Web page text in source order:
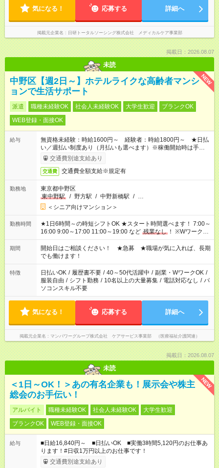
気になる！ 応募する 詳細へ
掲載元企業名 日研トータルソーシング株式会社 メディカルケア事業部
掲載日：2026.08.07
未読
NEW
中野区【週2日～】ホテルライクな高齢者マンシ
ョンで生活サポート
派遣 職種未経験OK 社会人未経験OK 大学生歓迎
ブランクOK
WEB登録・面接OK
給与
無資格未経験：時給1600円～ 経験者：時給1800円～ ★日払
い／週払い制度あり（月払いも選べます）※稼働開始時は手続き
完了次第のお支払いとなります。
交通費別途支給あり
交通費 交通費全額支給※規定有
勤務地
東京都中野区
東中野駅
/ 野方駅 / 中野新橋駅 / …
＜シニア向けマンション＞
勤務時間
★1日6時間～の時短シフトOK ★スタート時間選べます！ 7:00～
16:00 9:00～17:00 11:00～19:00 など 残業なし ！ ※Wワークの
場合、他のお仕事と合わせ週40時間超の就業はご案内できませ
ん ※法令に基づき、週20時間以上勤務は社会保険への加入対象
となります ※労働者派遣法（日雇い派遣の原則禁止）により、
短時間・短期間の就業はご案内が難しい場合があります
期間
開始日はご相談ください！ ★急募 ★職場が気に入れば、長期
でも働けます！
特徴 日払いOK / 履歴書不要 / 40～50代活躍中 / 副業・WワークOK /
服装自由 / シフト勤務 / 10名以上の大量募集 / 電話対応なし / パ
ソコンスキル不要
気になる！ 応募する 詳細へ
掲載元企業名 マンパワーグループ株式会社 ケアサービス事業部 （医療福祉介護関連）
掲載日：2026.08.07
未読
NEW
＜1日～OK！＞あの有名企業も！展示会や株主
総会のお手伝い！
アルバイト 職種未経験OK 社会人未経験OK
大学生歓迎
ブランクOK
WEB登録・面接OK
給与
■日給16,840円～ ■日払いOK ■実働3時間5,120円のお仕事あ
ります！#日収1万円以上のお仕事です！
交通費別途支給あり